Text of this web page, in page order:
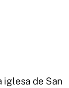
iglesa de San